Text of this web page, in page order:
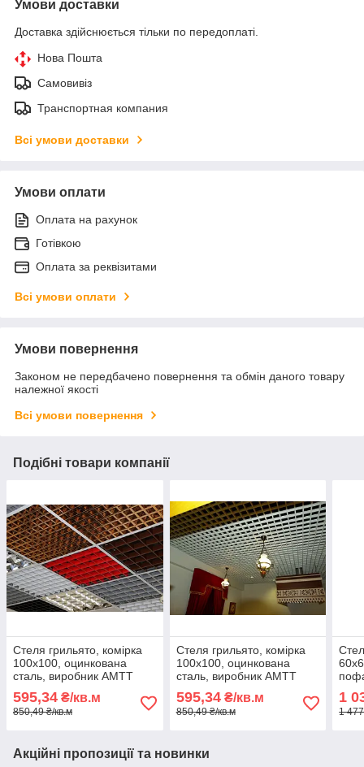
Умови доставки
Доставка здійснюється тільки по передоплаті.
Нова Пошта
Самовивіз
Транспортная компания
Всі умови доставки
Умови оплати
Оплата на рахунок
Готівкою
Оплата за реквізитами
Всі умови оплати
Умови повернення
Законом не передбачено повернення та обмін даного товару
належної якості
Всі умови повернення
Подібні товари компанії
Стеля грильято, комірка
100х100, оцинкована
сталь, виробник АМТТ
595,34 ₴/кв.м
850,49 ₴/кв.м
Стеля грильято, комірка
100х100, оцинкована
сталь, виробник АМТТ
595,34₴/кв.м
850,49 ₴/кв.м
1
1
Акційні пропозиції та новинки